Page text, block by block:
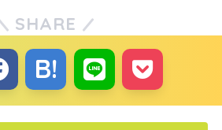
SHARE